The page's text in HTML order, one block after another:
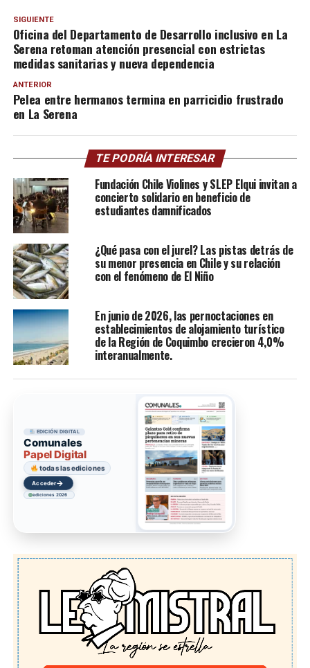
SIGUIENTE
Oficina del Departamento de Desarrollo inclusivo en La
Serena retoman atención presencial con estrictas
medidas sanitarias y nueva dependencia
ANTERIOR
Pelea entre hermanos termina en parricidio frustrado
en La Serena
TE PODRÍA INTERESAR
Fundación Chile Violines y SLEP Elqui invitan a
concierto solidario en beneficio de
estudiantes damnificados
¿Qué pasa con el jurel? Las pistas detrás de
su menor presencia en Chile y su relación
con el fenómeno de El Niño
En junio de 2026, las pernoctaciones en
establecimientos de alojamiento turístico
de la Región de Coquimbo crecieron 4,0%
interanualmente.
EDICIÓN DIGITAL
Comunales
Papel Digital
todas las ediciones
Acceder→
ediciones 2026